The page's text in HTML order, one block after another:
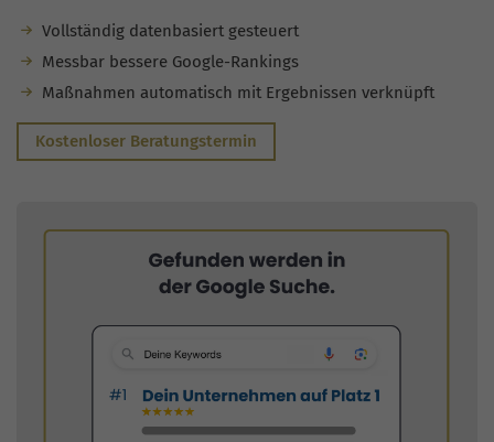
Vollständig datenbasiert gesteuert
Messbar bessere Google-Rankings
Maßnahmen automatisch mit Ergebnissen verknüpft
Kostenloser Beratungstermin